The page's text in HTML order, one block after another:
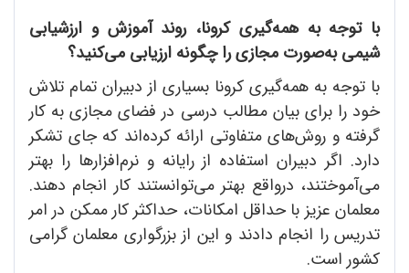
با توجه به همه‌گیری کرونا، روند آموزش و ارزشیابی
شیمی به‌صورت مجازی را چگونه ارزیابی می‌کنید؟
با توجه به همه‌گیری کرونا بسیاری از دبیران تمام تلاش
خود را برای بیان مطالب درسی در فضای مجازی به کار
گرفته و روش‌های متفاوتی ارائه کرده‌اند که جای تشکر
دارد. اگر دبیران استفاده از رایانه و نرم‌افزارها را بهتر
می‌آموختند، درواقع بهتر می‌توانستند کار انجام دهند.
معلمان عزیز با حداقل امکانات، حداکثر کار ممکن در امر
تدریس را انجام دادند و این از بزرگواری معلمان گرامی
کشور است.